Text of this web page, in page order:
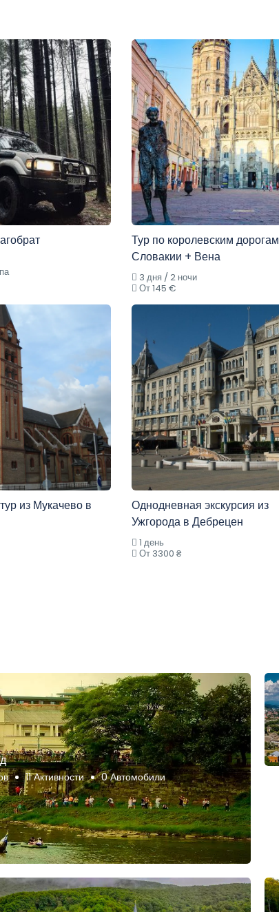
Тур по королевским дорогам
Словакии + Вена
3 дня / 2 ночи
От 145 €
из Мукачево в
Однодневная экскурсия из
Ужгорода в Дебрецен
1 день
От 3300 ₴
11 Активности 0 Автомобили